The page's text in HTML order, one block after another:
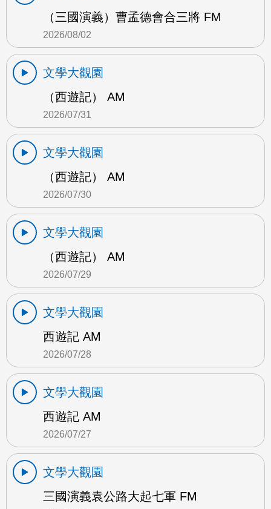
（三國演義）曹孟德會合三將 FM
2026/08/02
文學大觀園
（西遊記） AM
2026/07/31
文學大觀園
（西遊記） AM
2026/07/30
文學大觀園
（西遊記） AM
2026/07/29
文學大觀園
西遊記 AM
2026/07/28
文學大觀園
西遊記 AM
2026/07/27
文學大觀園
三國演義袁公路大起七軍 FM